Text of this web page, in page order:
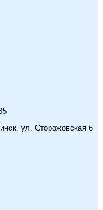
ул. Сторожовская 6